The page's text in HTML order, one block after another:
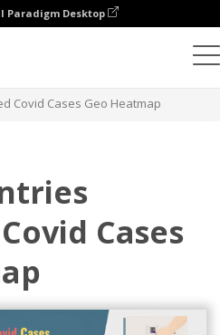
Paradigm Desktop
Covid Cases Geo Heatmap
Cases